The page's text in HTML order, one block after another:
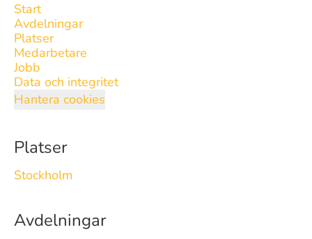
Start
Avdelningar
Platser
Medarbetare
Jobb
Data och integritet
Hantera cookies
Platser
Stockholm
Avdelningar